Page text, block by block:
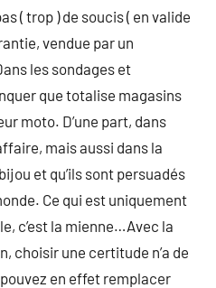
( trop ) de soucis ( en valide
vendue par un
les sondages et
que totalise magasins
moto. D’une part, dans
mais aussi dans la
et qu’ils sont persuadés
Ce qui est uniquement
c’est la mienne…Avec la
choisir une certitude n’a de
en effet remplacer